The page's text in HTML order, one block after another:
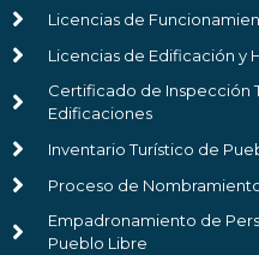
Licencias de
Licencias de Edificación y
Certificado de Inspección
Edificaciones
Inventario Turístico de
Proceso de Nombramiento
Empadronamiento de
Pueblo Libre